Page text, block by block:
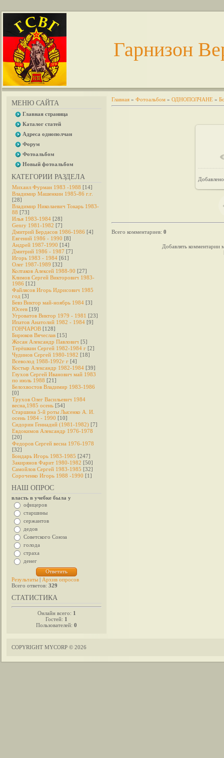
Гарнизон
МЕНЮ САЙТА
Главная страница
Каталог статей
Адреса однополчан
Форум
Фотоальбом
Новый фотоальбом
КАТЕГОРИИ РАЗДЕЛА
Михаил Фурман 1983 -1988 [14]
Владимир Машенкин 1985-86 г.г.
[28]
Владимир Николаевич Токарь 1983-
88 [73]
Илья 1983-1984 [28]
Genry 1981-1982 [7]
Дмитрий Бердасов 1986-1986 [4]
Евгений 1986 - 1990 [8]
Андрей 1987-1990 [14]
Дмитрий 1986 - 1987 [7]
Игорь 1983 - 1984 [61]
Олег 1987-1989 [32]
Колтаков Алексей 1988-90 [27]
Климов Сергей Викторович 1983-
1986 [12]
Файлясов Игорь Идрисович 1985
год [3]
Бевз Виктор май-ноябрь 1984 [3]
Юсеев [19]
Угроватов Виктор 1979 - 1981 [23]
Ипатов Анатолий 1982 - 1984 [9]
ГОНЧАРОВ [128]
Бирюков Вячеслав [15]
Жосан Александр Павлович [5]
Терёшкин Сергей 1982-1984 г [2]
Чудинов Сергей 1980-1982 [18]
Всеволод 1988-1992г г [4]
Костыр Александр 1982-1984 [39]
Глухов Сергей Иванович май 1983
по июль 1988 [21]
Белохвостов Владимир 1983-1986
[0]
Трухов Олег Васильевич 1984
весна,1985 осень [54]
Старшина 5-й роты Лысенко А. И.
осень 1984 - 1990 [10]
Сидорин Геннадий (1981-1982) [7]
Евдокимов Александр 1976-1978
[20]
Федоров Cергей весна 1976-1978
[32]
Бондарь Игорь 1983-1985 [247]
Закирянов Фарит 1980-1982 [50]
Самойлов Сергей 1983-1985 [32]
Сороченко Игорь 1988 -1990 [1]
НАШ ОПРОС
власть в учебке была у
офицеров
старшины
сержантов
дедов
Советского Союза
голода
страха
денег
Результаты | Архив опросов
Всего ответов: 329
СТАТИСТИКА
Онлайн всего: 1
Гостей: 1
Пользователей: 0
Главная » Фотоальбом » ОДНОПОЛЧАНЕ »
В
Добавлено
Всего комментариев: 0
Добавлять комментарии
COPYRIGHT MYCORP © 2026